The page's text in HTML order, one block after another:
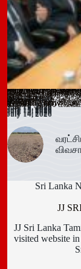
ஓகஸ்ட் நடுப்பகுதி
டெங்கு உறுதி
July 16, 2026
இளைஞர்களை
விளம்பரங்கள் –
July 15, 2026
காலி சிறையை
முறியடிப்பு
July 15, 2026
வவுனியா மாநகர
இடைக்காலத் தடை
July 15, 2026
கந்தளாயில்
July 15, 2026
வவுனியா –
ஆரம்பம்!
July 15, 2026
அரச
அமைச்சரவை
July 15, 2026
மஸ்கெலியா பொலிஸ்
கைது!
July 15, 2026
பூநகரி பிரதேச
கடமையேற்பு!
July 15, 2026
யாழ். மாவட்ட கல்வி
July 15, 2026
தாக்கிய மூவர்
July 14, 2026
கல்வயல் நுணாவில்
விழா!
July 14, 2026
தெனியாய ஆரம்ப
வழங்க ரூ.600
July 14, 2026
Leave a Reply
You must be
Trending now
Sri Lanka
JJ
JJ Sri Lanka
visited website